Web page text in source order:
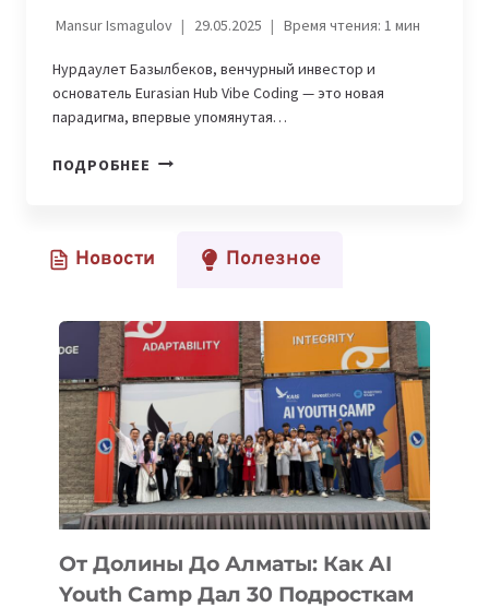
Mansur Ismagulov 29.05.2025 Время чтения: 1мин
Нурдаулет Базылбеков, венчурный инвестор и
основатель Eurasian Hub Vibe Coding — это новая
парадигма, впервые упомянутая…
ПОДРОБНЕЕ КАК
МИР
SOLO-
ФАУНДЕРОВ
Новости Полезное
От Долины До Алматы: Как AI
Youth Camp Дал 30 Подросткам